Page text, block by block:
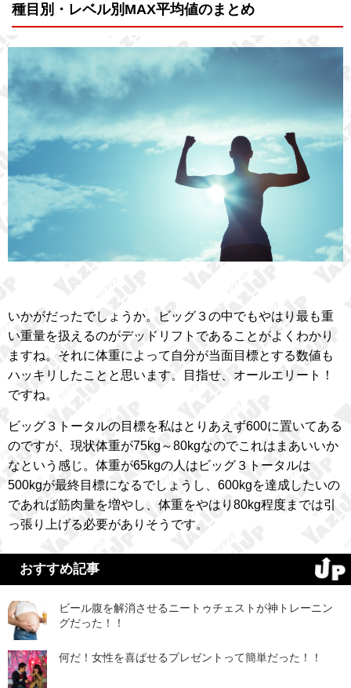
種目別・レベル別MAX平均値のまとめ
いかがだったでしょうか。ビッグ３の中でもやはり最も重
い重量を扱えるのがデッドリフトであることがよくわかり
ますね。それに体重によって自分が当面目標とする数値も
ハッキリしたことと思います。目指せ、オールエリート！
ですね。
ビッグ３トータルの目標を私はとりあえず600に置いてある
のですが、現状体重が75kg～80kgなのでこれはまあいいか
なという感じ。体重が65kgの人はビッグ３トータルは
500kgが最終目標になるでしょうし、600kgを達成したいの
であれば筋肉量を増やし、体重をやはり80kg程度までは引
っ張り上げる必要がありそうです。
おすすめ記事
ビール腹を解消させるニートゥチェストが神トレーニン
グだった！！
何だ！女性を喜ばせるプレゼントって簡単だった！！